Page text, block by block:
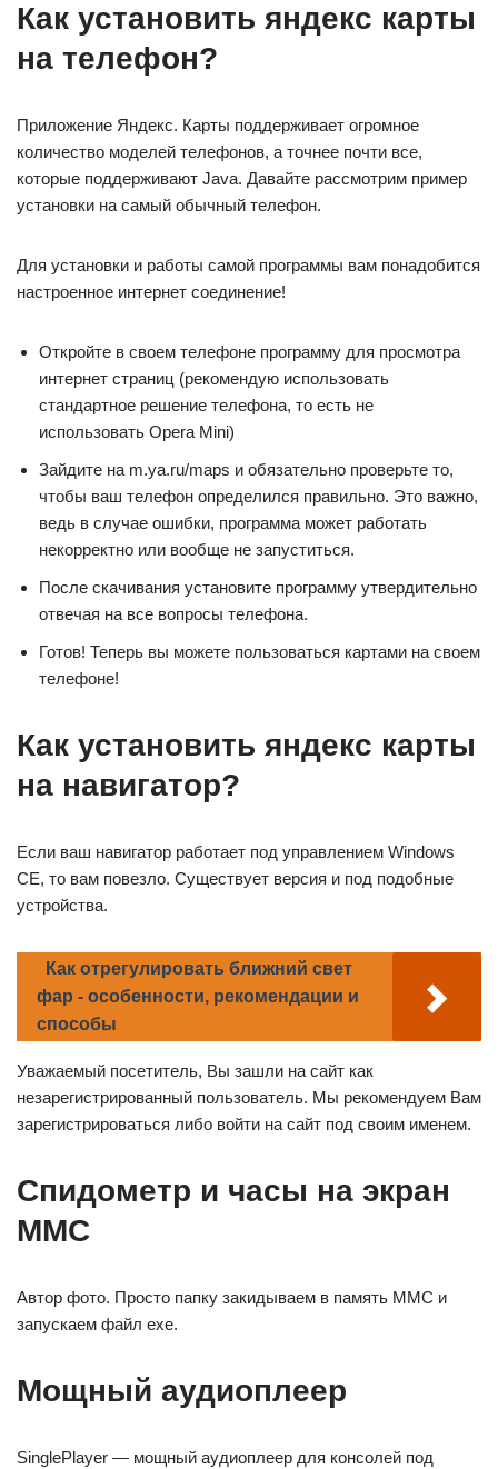
Как установить яндекс карты
на телефон?
Приложение Яндекс. Карты поддерживает огромное
количество моделей телефонов, а точнее почти все,
которые поддерживают Java. Давайте рассмотрим пример
установки на самый обычный телефон.
Для установки и работы самой программы вам понадобится
настроенное интернет соединение!
Откройте в своем телефоне программу для просмотра
интернет страниц (рекомендую использовать
стандартное решение телефона, то есть не
использовать Opera Mini)
Зайдите на m.ya.ru/maps и обязательно проверьте то,
чтобы ваш телефон определился правильно. Это важно,
ведь в случае ошибки, программа может работать
некорректно или вообще не запуститься.
После скачивания установите программу утвердительно
отвечая на все вопросы телефона.
Готов! Теперь вы можете пользоваться картами на своем
телефоне!
Как установить яндекс карты
на навигатор?
Если ваш навигатор работает под управлением Windows
CE, то вам повезло. Существует версия и под подобные
устройства.
Как отрегулировать ближний свет
фар - особенности, рекомендации и
способы
Уважаемый посетитель, Вы зашли на сайт как
незарегистрированный пользователь. Мы рекомендуем Вам
зарегистрироваться либо войти на сайт под своим именем.
Спидометр и часы на экран
ММС
Автор фото. Просто папку закидываем в память ММС и
запускаем файл exe.
Мощный аудиоплеер
SinglePlayer — мощный аудиоплеер для консолей под